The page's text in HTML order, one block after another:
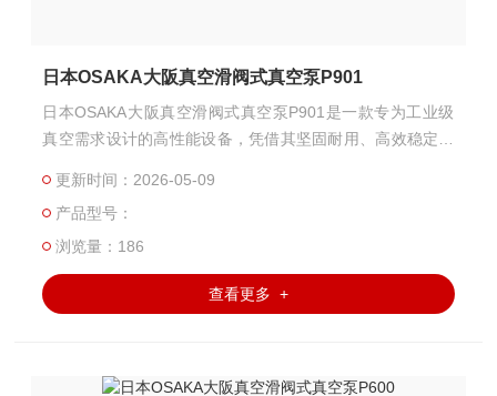
日本OSAKA大阪真空滑阀式真空泵P901
日本OSAKA大阪真空滑阀式真空泵P901是一款专为工业级
真空需求设计的高性能设备，凭借其坚固耐用、高效稳定及
域。
更新时间：2026-05-09
产品型号：
浏览量：186
查看更多 +